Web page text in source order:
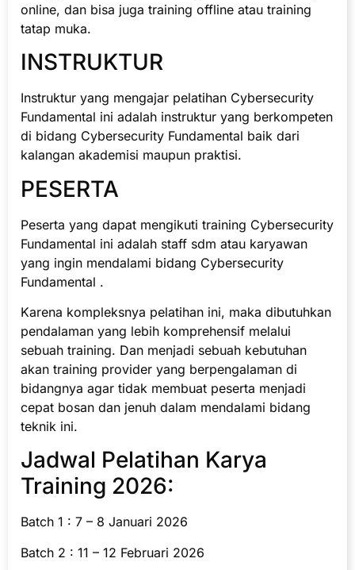
online, dan bisa juga training offline atau training
tatap muka.
INSTRUKTUR
Instruktur yang mengajar pelatihan Cybersecurity
Fundamental ini adalah instruktur yang berkompeten
di bidang Cybersecurity Fundamental baik dari
kalangan akademisi maupun praktisi.
PESERTA
Peserta yang dapat mengikuti training Cybersecurity
Fundamental ini adalah staff sdm atau karyawan
yang ingin mendalami bidang Cybersecurity
Fundamental .
Karena kompleksnya pelatihan ini, maka dibutuhkan
pendalaman yang lebih komprehensif melalui
sebuah training. Dan menjadi sebuah kebutuhan
akan training provider yang berpengalaman di
bidangnya agar tidak membuat peserta menjadi
cepat bosan dan jenuh dalam mendalami bidang
teknik ini.
Jadwal Pelatihan Karya
Training 2026:
Batch 1 : 7 – 8 Januari 2026
Batch 2 : 11 – 12 Februari 2026